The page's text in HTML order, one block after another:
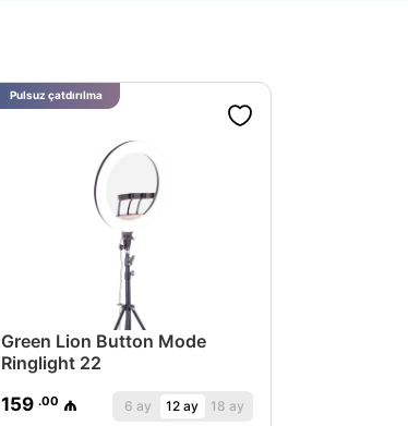
Green Lion Button Mode
Ringlight 22
159.00 ₼ 6 ay 12 ay 18 ay
Pulsuz çatdırılma